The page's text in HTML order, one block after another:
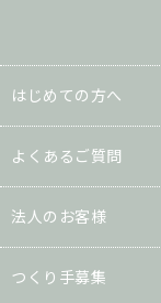
はじめての方へ
よくあるご質問
法人のお客様
つくり手募集